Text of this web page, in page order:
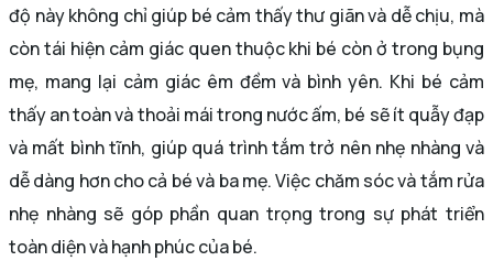
độ này không chỉ giúp bé cảm thấy thư giãn và dễ chịu, mà
còn tái hiện cảm giác quen thuộc khi bé còn ở trong bụng
mẹ, mang lại cảm giác êm đềm và bình yên. Khi bé cảm
thấy an toàn và thoải mái trong nước ấm, bé sẽ ít quẫy đạp
và mất bình tĩnh, giúp quá trình tắm trở nên nhẹ nhàng và
dễ dàng hơn cho cả bé và ba mẹ. Việc chăm sóc và tắm rửa
nhẹ nhàng sẽ góp phần quan trọng trong sự phát triển
toàn diện và hạnh phúc của bé.